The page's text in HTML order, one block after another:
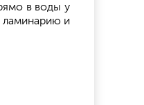
в воды у
ламинарию и